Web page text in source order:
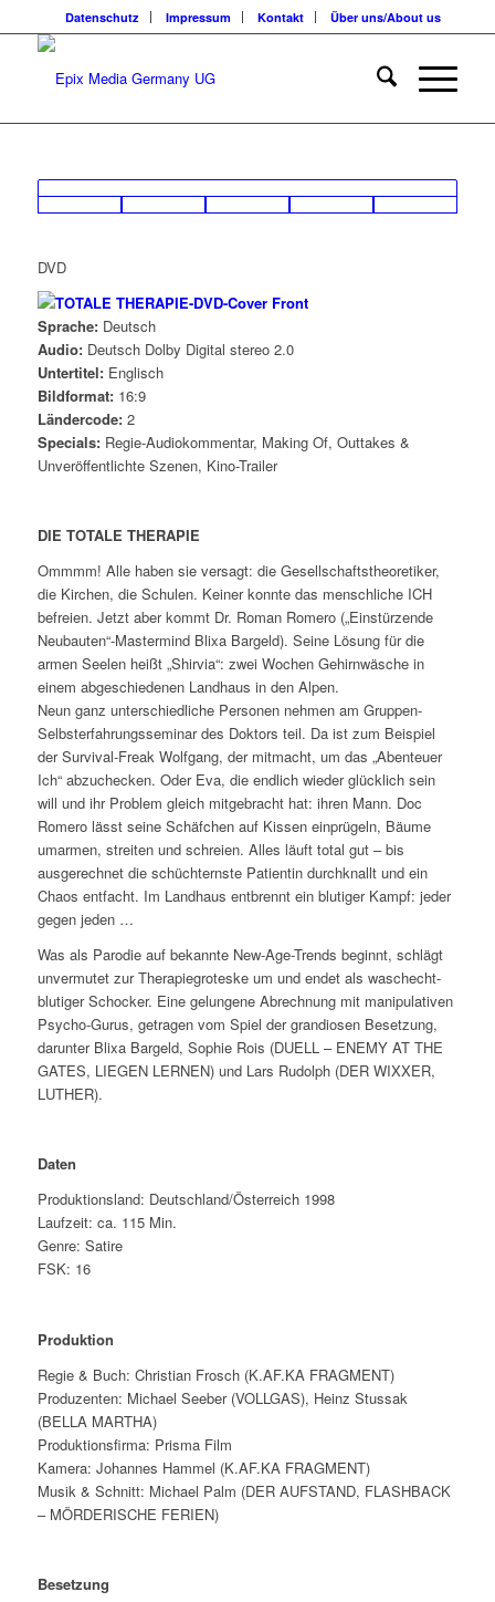
Datenschutz Impressum Kontakt Über uns/About us
DVD
Sprache:Deutsch
Audio:Deutsch Dolby Digital stereo 2.0
Untertitel:Englisch
Bildformat:16:9
Ländercode:2
Specials:Regie-Audiokommentar, Making Of, Outtakes &
Unveröffentlichte Szenen, Kino-Trailer
DIE TOTALE THERAPIE
Ommmm! Alle haben sie versagt: die Gesellschaftstheoretiker,
die Kirchen, die Schulen. Keiner konnte das menschliche ICH
befreien. Jetzt aber kommt Dr. Roman Romero („Einstürzende
Neubauten“-Mastermind Blixa Bargeld). Seine Lösung für die
armen Seelen heißt „Shirvia“: zwei Wochen Gehirnwäsche in
einem abgeschiedenen Landhaus in den Alpen.
Neun ganz unterschiedliche Personen nehmen am Gruppen-
Selbsterfahrungsseminar des Doktors teil. Da ist zum Beispiel
der Survival-Freak Wolfgang, der mitmacht, um das „Abenteuer
Ich“ abzuchecken. Oder Eva, die endlich wieder glücklich sein
will und ihr Problem gleich mitgebracht hat: ihren Mann. Doc
Romero lässt seine Schäfchen auf Kissen einprügeln, Bäume
umarmen, streiten und schreien. Alles läuft total gut – bis
ausgerechnet die schüchternste Patientin durchknallt und ein
Chaos entfacht. Im Landhaus entbrennt ein blutiger Kampf: jeder
gegen jeden …
Was als Parodie auf bekannte New-Age-Trends beginnt, schlägt
unvermutet zur Therapiegroteske um und endet als waschecht-
blutiger Schocker. Eine gelungene Abrechnung mit manipulativen
Psycho-Gurus, getragen vom Spiel der grandiosen Besetzung,
darunter Blixa Bargeld, Sophie Rois (DUELL – ENEMY AT THE
GATES, LIEGEN LERNEN) und Lars Rudolph (DER WIXXER,
LUTHER).
Daten
Produktionsland: Deutschland/Österreich 1998
Laufzeit: ca. 115 Min.
Genre: Satire
FSK: 16
Produktion
Regie & Buch: Christian Frosch (K.AF.KA FRAGMENT)
Produzenten: Michael Seeber (VOLLGAS), Heinz Stussak
(BELLA MARTHA)
Produktionsfirma: Prisma Film
Kamera: Johannes Hammel (K.AF.KA FRAGMENT)
Musik & Schnitt: Michael Palm (DER AUFSTAND, FLASHBACK
– MÖRDERISCHE FERIEN)
Besetzung